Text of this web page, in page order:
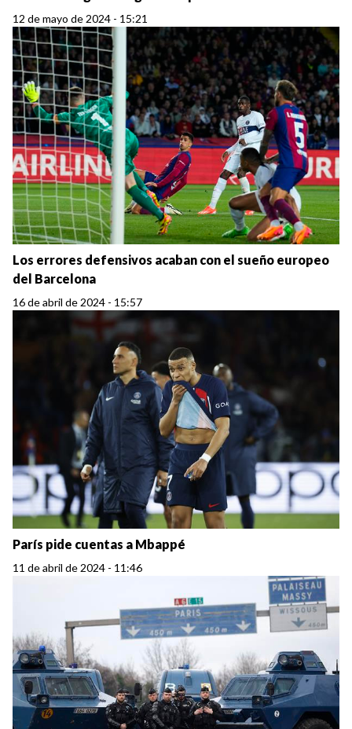
12 de mayo de 2024 - 15:21
Los errores defensivos acaban con el sueño europeo
del Barcelona
16 de abril de 2024 - 15:57
París pide cuentas a Mbappé
11 de abril de 2024 - 11:46